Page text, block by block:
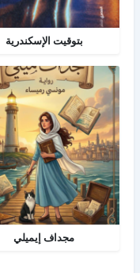
بتوقيت الإسكندرية
مجداف إيميلي